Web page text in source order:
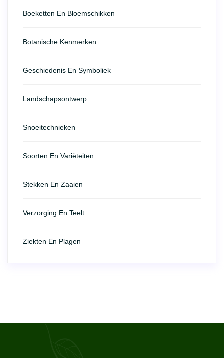
Boeketten En Bloemschikken
Botanische Kenmerken
Geschiedenis En Symboliek
Landschapsontwerp
Snoeitechnieken
Soorten En Variëteiten
Stekken En Zaaien
Verzorging En Teelt
Ziekten En Plagen